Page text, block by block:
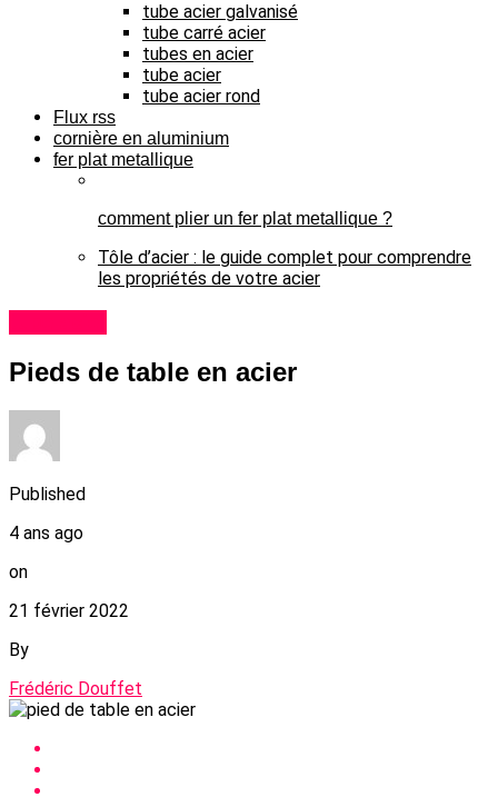
tube acier galvanisé
tube carré acier
tubes en acier
tube acier
tube acier rond
Flux rss
cornière en aluminium
fer plat metallique
comment plier un fer plat metallique ?
Tôle d’acier : le guide complet pour comprendre
les propriétés de votre acier
Pieds de table en acier
Published
4 ans ago
on
21 février 2022
By
Frédéric Douffet